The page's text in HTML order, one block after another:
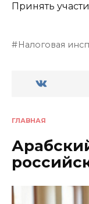
Принять
Налоговая
ГЛАВНАЯ